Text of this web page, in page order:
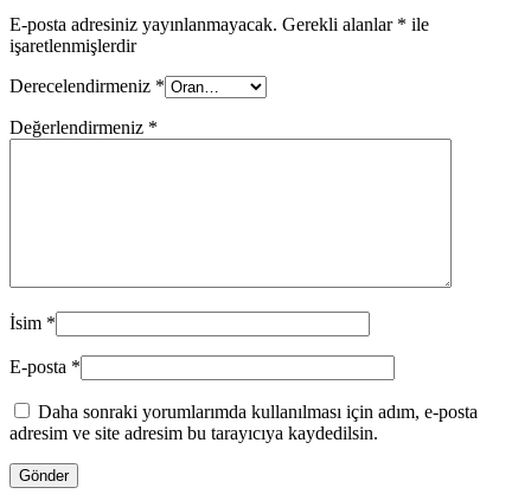
E-posta adresiniz yayınlanmayacak. Gerekli alanlar * ile
işaretlenmişlerdir
Derecelendirmeniz *
Değerlendirmeniz *
İsim *
E-posta *
Daha sonraki yorumlarımda kullanılması için adım, e-posta
adresim ve site adresim bu tarayıcıya kaydedilsin.